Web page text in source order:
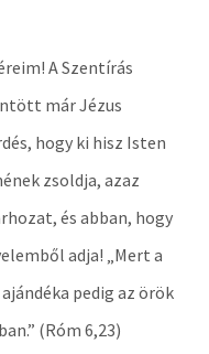
A Szentírás
már Jézus
hogy ki hisz Isten
zsoldja, azaz
és abban, hogy
adja! „Mert a
pedig az örök
(Róm 6,23)